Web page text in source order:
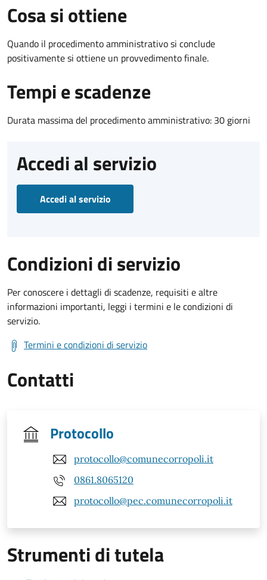
Cosa si ottiene
Quando il procedimento amministrativo si conclude
positivamente si ottiene un provvedimento finale.
Tempi e scadenze
Durata massima del procedimento amministrativo: 30 giorni
Accedi al servizio
Accedi al servizio
Condizioni di servizio
Per conoscere i dettagli di scadenze, requisiti e altre
informazioni importanti, leggi i termini e le condizioni di
servizio.
Termini e condizioni di servizio
Contatti
Protocollo
protocollo@comunecorropoli.it
0861.8065120
protocollo@pec.comunecorropoli.it
Strumenti di tutela